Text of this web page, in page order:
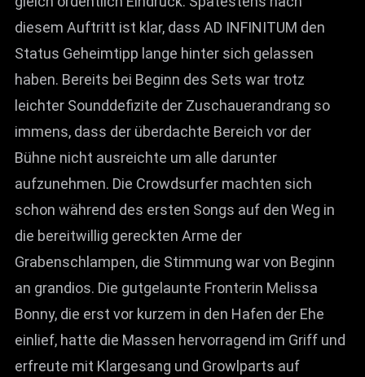
diesem Auftritt ist klar, dass AD INFINITUM den
Status Geheimtipp lange hinter sich gelassen
haben. Bereits bei Beginn des Sets war trotz
leichter Sounddefizite der Zuschauerandrang so
immens, dass der überdachte Bereich vor der
Bühne nicht ausreichte um alle darunter
aufzunehmen. Die Crowdsurfer machten sich
schon während des ersten Songs auf den Weg in
die bereitwillig gereckten Arme der
Grabenschlampen, die Stimmung war von Beginn
an grandios. Die gutgelaunte Fronterin Melissa
Bonny, die erst vor kurzem in den Hafen der Ehe
einlief, hatte die Massen hervorragend im Griff und
erfreute mit Klargesang und Growlparts auf